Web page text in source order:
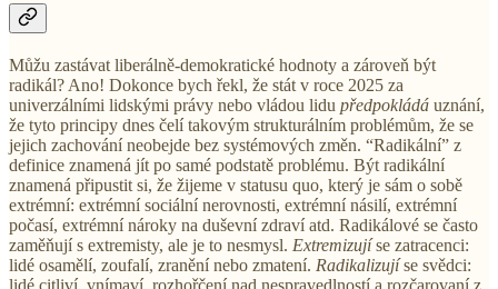
Můžu zastávat liberálně-demokratické hodnoty a zároveň být
radikál? Ano! Dokonce bych řekl, že stát v roce 2025 za
univerzálními lidskými právy nebo vládou lidu předpokládá uznání,
že tyto principy dnes čelí takovým strukturálním problémům, že se
jejich zachování neobejde bez systémových změn. “Radikální” z
definice znamená jít po samé podstatě problému. Být radikální
znamená připustit si, že žijeme v statusu quo, který je sám o sobě
extrémní: extrémní sociální nerovnosti, extrémní násilí, extrémní
počasí, extrémní nároky na duševní zdraví atd. Radikálové se často
zaměňují s extremisty, ale je to nesmysl. Extremizujíse zatracenci:
lidé osamělí, zoufalí, zranění nebo zmatení. Radikalizujíse svědci:
lidé citliví, vnímaví, rozhořčení nad nespravedlností a rozčarovaní z